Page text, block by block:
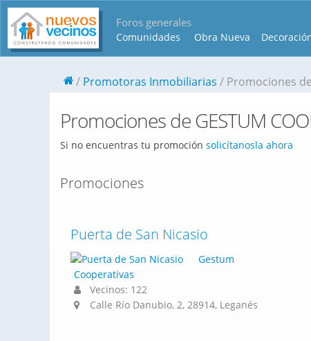
Foros generales
Comunidades Obra Nueva
Promotoras Inmobiliarias Promociones de
Promociones de GESTUM
Si no encuentras tu promoción solicítanosla ahora
Promociones
Puerta de San Nicasio
Gestum
Cooperativas
Vecinos: 122
Calle Río Danubio, 2, 28914, Leganés